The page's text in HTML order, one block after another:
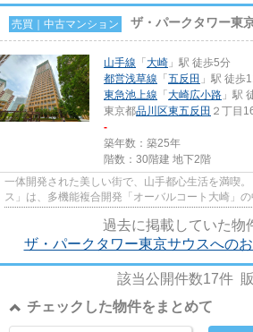
売買｜中古マンション ザ・パークタワー東
山手線 「 大崎 」駅 徒歩5分
都営浅草線 「 五反田 」駅 徒歩
東急池上線 「 大崎広小路 」駅
東京都品川区東五反田 ２丁目
-
築年数：築25年
階数：30階建 地下2階
一体開発された美しい街で、山手都心生活を満喫
ス」は、多機能複合開発「オーバルコート大崎」
過去に掲載していた物
ザ・パークタワー東京サウスへの
該当公開件数17件
チェックした物件をまとめて